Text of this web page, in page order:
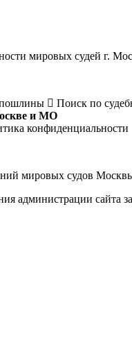
мировых судей г.
Поиск по
и МО
конфиденциальности
мировых судов
администрации сайта